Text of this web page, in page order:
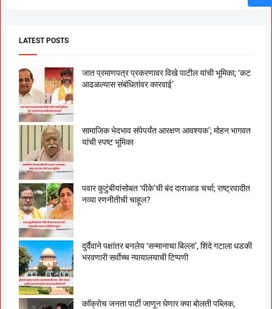
LATEST POSTS
जात प्रमाणपत्र प्रकरणावर विखे पाटील यांची भूमिका; ‘कट
आढळल्यास संबंधितांवर कारवाई’
सामाजिक भेदभाव संपेपर्यंत आरक्षण आवश्यक’; मोहन भागवत
यांची स्पष्ट भूमिका
पवार कुटुंबीयांसोबत ‘पीके’ची बंद दाराआड चर्चा; राष्ट्रवादीत
नव्या रणनीतीची चाहूल?
दुर्दैवाने पक्षांतर बनलेय ‘सन्मानाचा बिल्ला’, शिंदे गटाला धडकी
भरवणारी सर्वाेच्च न्यायालयाची टिप्पणी
काॅक्राेच जनता पार्टी जाणून घेणार क्या बाेलती पब्लिक,